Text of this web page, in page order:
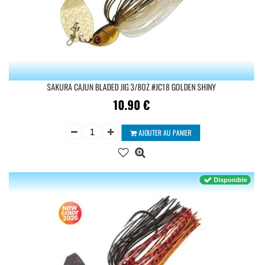
SAKURA CAJUN BLADED JIG 3/8OZ #JC18 GOLDEN SHINY
10.90 €
AJOUTER AU PANIER
Disponible